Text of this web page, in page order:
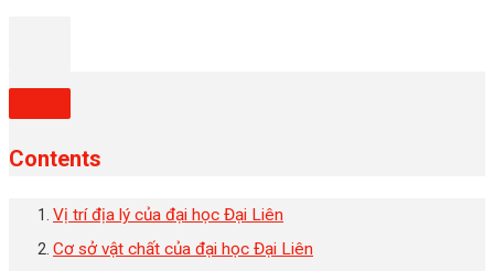
Contents
Vị trí địa lý của đại học Đại Liên
Cơ sở vật chất của đại học Đại Liên